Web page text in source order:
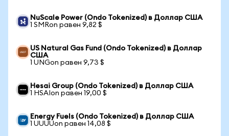
NuScale Power (Ondo Tokenized) в Доллар США
1 SMRon равен 9,82 $
US Natural Gas Fund (Ondo Tokenized) в Доллар
США
1 UNGon равен 9,73 $
Hesai Group (Ondo Tokenized) в Доллар США
1 HSAIon равен 19,00 $
Energy Fuels (Ondo Tokenized) в Доллар США
1 UUUUon равен 14,08 $